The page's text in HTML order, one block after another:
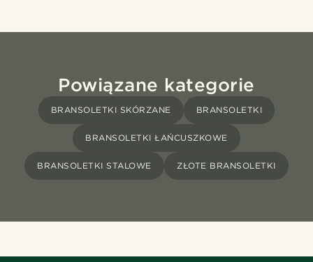
Powiązane kategorie
BRANSOLETKI SKÓRZANE BRANSOLETKI
BRANSOLETKI ŁAŃCUSZKOWE
BRANSOLETKI STALOWE ZŁOTE BRANSOLETKI